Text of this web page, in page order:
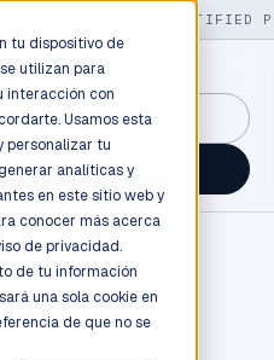
tu dispositivo de
utilizan para
interacción con
Usamos esta
personalizar tu
analíticas y
en este sitio web y
conocer más acerca
de privacidad.
de tu información
una sola cookie en
de que no se
130+ CERTIFIED
→
→